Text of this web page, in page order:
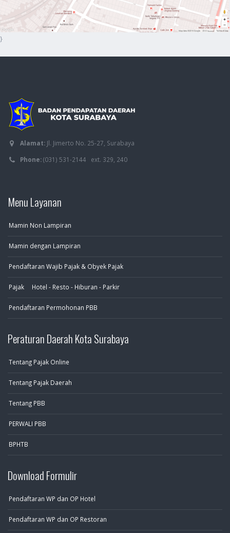
}
Alamat: Jl. Jimerto No. 25-27, Surabaya
Phone:(031) 531-2144 ext. 329, 240
Menu Layanan
Mamin Non Lampiran
Mamin dengan Lampiran
Pendaftaran Wajib Pajak & Obyek Pajak
Pajak Hotel - Resto - Hiburan - Parkir
Pendaftaran Permohonan PBB
Peraturan Daerah Kota Surabaya
Tentang Pajak Online
Tentang Pajak Daerah
Tentang PBB
PERWALI PBB
BPHTB
Download Formulir
Pendaftaran WP dan OP Hotel
Pendaftaran WP dan OP Restoran